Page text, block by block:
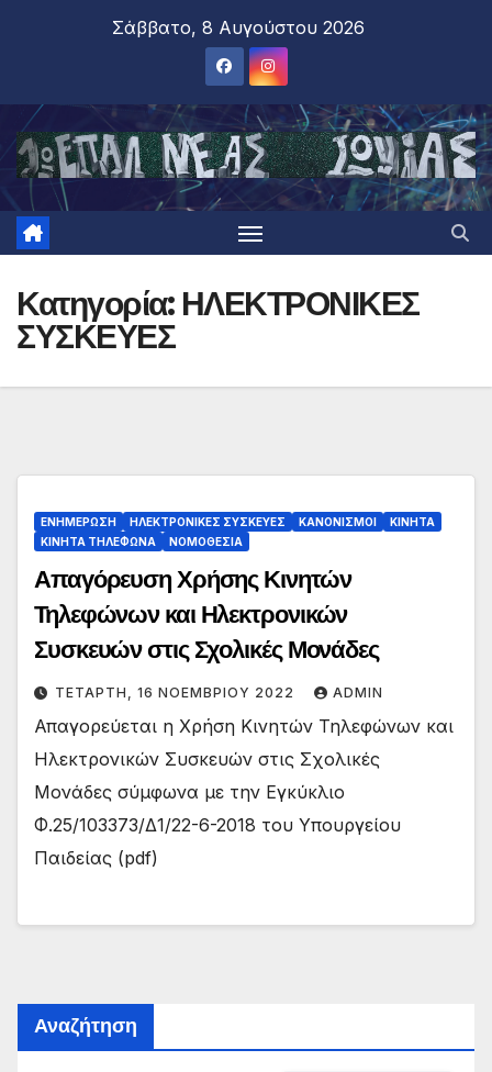
Σάββατο, 8 Αυγούστου 2026
Κατηγορία: ΗΛΕΚΤΡΟΝΙΚΕΣ
ΣΥΣΚΕΥΕΣ
ΕΝΗΜΕΡΩΣΗ ΗΛΕΚΤΡΟΝΙΚΕΣ ΣΥΣΚΕΥΕΣ ΚΑΝΟΝΙΣΜΟΙ
ΚΙΝΗΤΑ
ΚΙΝΗΤΑ ΤΗΛΕΦΩΝΑ
ΝΟΜΟΘΕΣΙΑ
Απαγόρευση Χρήσης Κινητών
Τηλεφώνων και Ηλεκτρονικών
Συσκευών στις Σχολικές Μονάδες
ΤΕΤΆΡΤΗ, 16 ΝΟΕΜΒΡΊΟΥ 2022 ADMIN
Απαγορεύεται η Χρήση Κινητών Τηλεφώνων και
Ηλεκτρονικών Συσκευών στις Σχολικές
Μονάδες σύμφωνα με την Εγκύκλιο
Φ.25/103373/Δ1/22-6-2018 του Υπουργείου
Παιδείας (pdf)
Αναζήτηση